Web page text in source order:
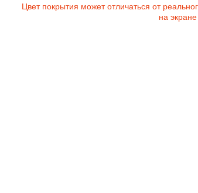
Цвет покрытия может отличаться от
на экране